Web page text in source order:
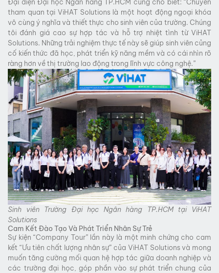
Đại diện Đại học Ngân hàng TP.HCM cũng cho biết: “Chuyến
tham quan tại ViHAT Solutions là một hoạt động ngoại khóa
vô cùng ý nghĩa và thiết thực cho sinh viên của trường. Chúng
tôi đánh giá cao sự hợp tác và hỗ trợ nhiệt tình từ ViHAT
Solutions. Những trải nghiệm thực tế này sẽ giúp sinh viên củng
cố kiến thức đã học, phát triển kỹ năng mềm và có cái nhìn rõ
ràng hơn về thị trường lao động trong lĩnh vực công nghệ.”
Sinh viên Trường Đại học Ngân hàng TP.HCM tại ViHAT
Solutions
Cam Kết Đào Tạo Và Phát Triển Nhân Sự Trẻ
Sự kiện “Company Tour” lần này là một minh chứng cho cam
kết “Ưu tiên chất lượng nhân sự” của ViHAT Solutions và mong
muốn tăng cường mối quan hệ hợp tác giữa doanh nghiệp và
các trường đại học, góp phần vào sự phát triển chung của